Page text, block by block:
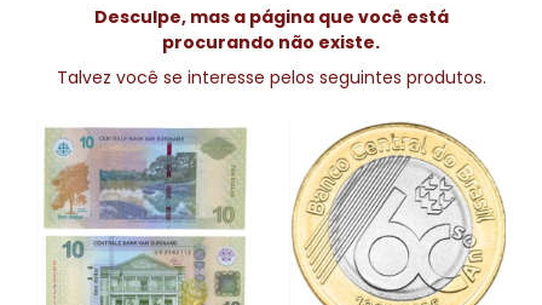
Desculpe, mas a página que você está
procurando não existe.
Talvez você se interesse pelos seguintes produtos.